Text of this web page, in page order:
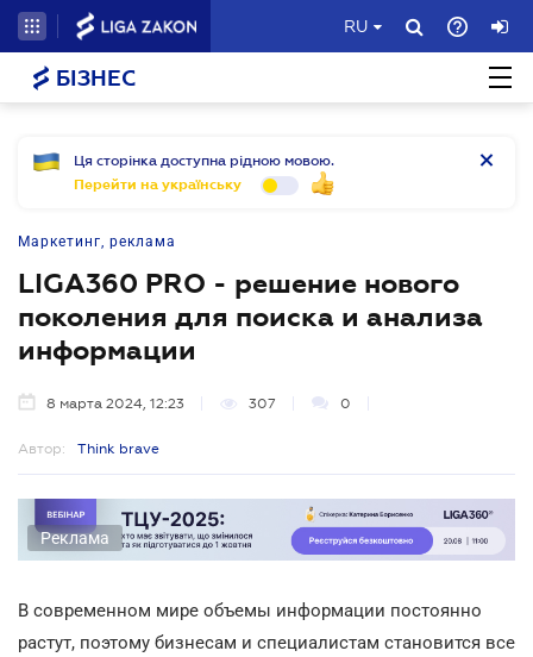
RU
БІЗНЕС
Ця сторінка доступна рідною мовою.
Перейти на українську
Маркетинг, реклама
LIGA360 PRO - решение нового
поколения для поиска и анализа
информации
8 марта 2024, 12:23 307 0
Автор: Think brave
Реклама
В современном мире объемы информации постоянно
растут, поэтому бизнесам и специалистам становится все